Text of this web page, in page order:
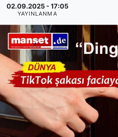
02.09.2025 - 17:05
YAYINLANMA